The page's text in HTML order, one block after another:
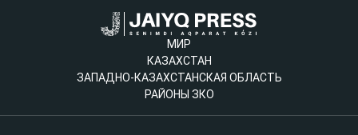
МИР
КАЗАХСТАН
ЗАПАДНО-КАЗАХСТАНСКАЯ ОБЛАСТЬ
РАЙОНЫ ЗКО